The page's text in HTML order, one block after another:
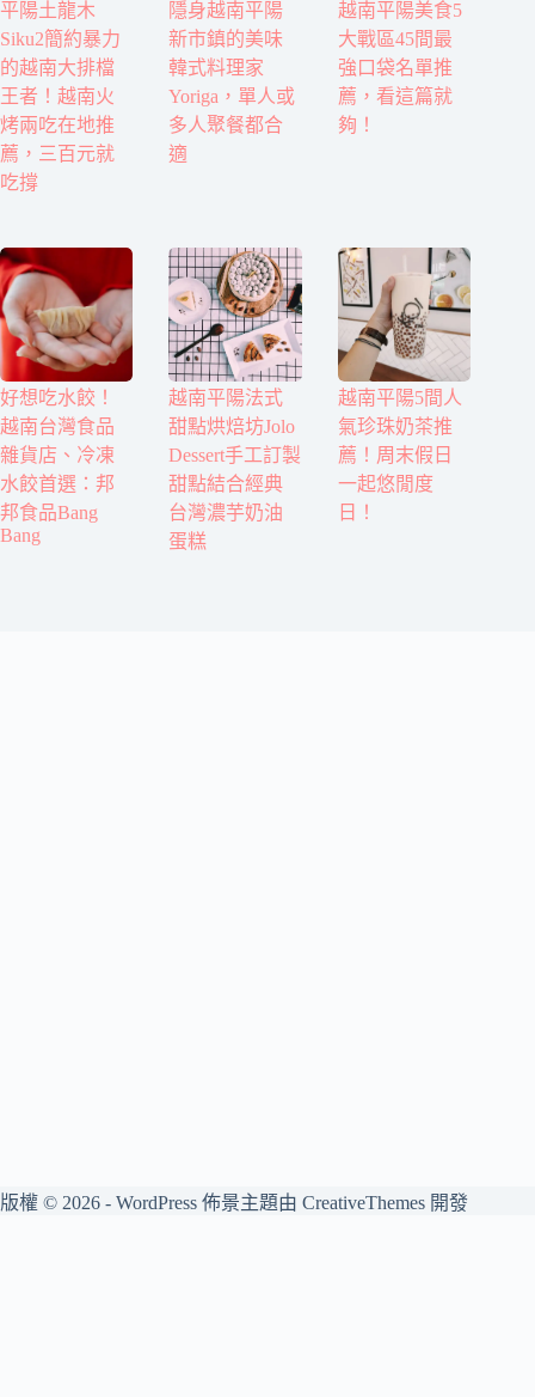
平陽土龍木
Siku2簡約暴力
的越南大排檔
王者！越南火
烤兩吃在地推
薦，三百元就
吃撐
隱身越南平陽
新市鎮的美味
韓式料理家
Yoriga，單人或
多人聚餐都合
適
越南平陽美食5
大戰區45間最
強口袋名單推
薦，看這篇就
夠！
好想吃水餃！
越南台灣食品
雜貨店、冷凍
水餃首選：邦
邦食品Bang
Bang
越南平陽法式
甜點烘焙坊Jolo
Dessert手工訂製
甜點結合經典
台灣濃芋奶油
蛋糕
越南平陽5間人
氣珍珠奶茶推
薦！周末假日
一起悠閒度
日！
版權 © 2026 - WordPress 佈景主題由 CreativeThemes 開發